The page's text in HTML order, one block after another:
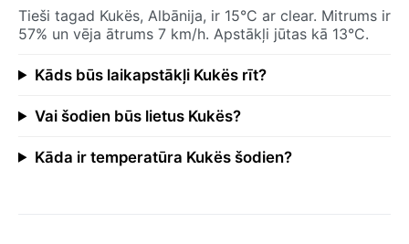
Tieši tagad Kukës, Albānija, ir 15°C ar clear. Mitrums ir
57% un vēja ātrums 7 km/h. Apstākļi jūtas kā 13°C.
Kāds būs laikapstākļi Kukës rīt?
Vai šodien būs lietus Kukës?
Kāda ir temperatūra Kukës šodien?